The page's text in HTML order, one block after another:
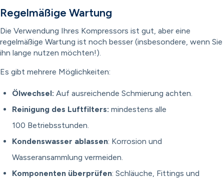
Regelmäßige Wartung
Die Verwendung Ihres Kompressors ist gut, aber eine
regelmäßige Wartung ist noch besser (insbesondere, wenn Sie
ihn lange nutzen möchten!).
Es gibt mehrere Möglichkeiten:
Ölwechsel: Auf ausreichende Schmierung achten.
Reinigung des Luftfilters: mindestens alle
100 Betriebsstunden.
Kondenswasser ablassen: Korrosion und
Wasseransammlung vermeiden.
Komponenten überprüfen: Schläuche, Fittings und